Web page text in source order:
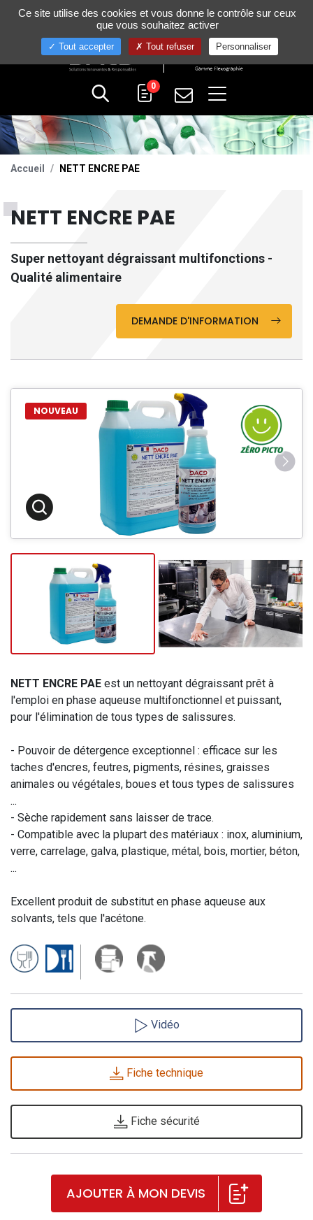
+33 (0)4 75 58 80 10
0
Accueil NETT ENCRE PAE
NETT ENCRE PAE
Super nettoyant dégraissant multifonctions -
Qualité alimentaire
DEMANDE D'INFORMATION
NOUVEAU
NETT ENCRE PAE est un nettoyant dégraissant prêt à
l'emploi en phase aqueuse multifonctionnel et puissant,
pour l'élimination de tous types de salissures.
- Pouvoir de détergence exceptionnel : efficace sur les
taches d'encres, feutres, pigments, résines, graisses
animales ou végétales, boues et tous types de salissures
...
- Sèche rapidement sans laisser de trace.
- Compatible avec la plupart des matériaux : inox, aluminium,
verre, carrelage, galva, plastique, métal, bois, mortier, béton,
...
Excellent produit de substitut en phase aqueuse aux
solvants, tels que l'acétone.
Vidéo
Fiche technique
Fiche sécurité
AJOUTER À MON DEVIS
Gestion de vos préférences sur les cookies
Ce site utilise des cookies et vous donne le contrôle sur ceux
que vous souhaitez activer
Tout accepter Tout refuser Personnaliser